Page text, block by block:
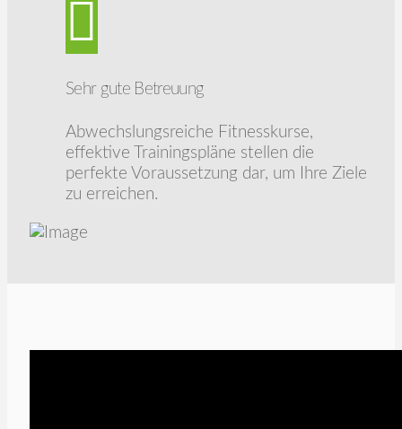
Sehr gute Betreuung
Abwechslungsreiche Fitnesskurse,
effektive Trainingspläne stellen die
perfekte Voraussetzung dar, um Ihre Ziele
zu erreichen.